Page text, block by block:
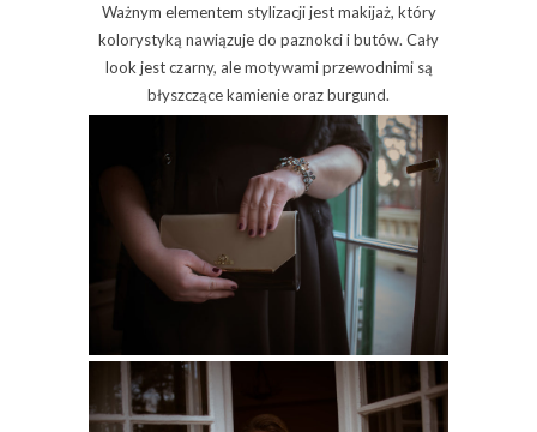
Ważnym elementem stylizacji jest makijaż, który
kolorystyką nawiązuje do paznokci i butów. Cały
look jest czarny, ale motywami przewodnimi są
błyszczące kamienie oraz burgund.